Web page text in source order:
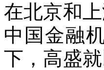
在北京和
中国金融
下，高盛